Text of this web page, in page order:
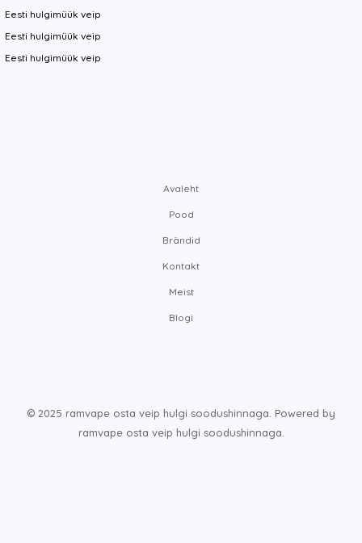
Eesti hulgimüük veip
Eesti hulgimüük veip
Eesti hulgimüük veip
Avaleht
Pood
Brändid
Kontakt
Meist
Blogi
© 2025 ramvape osta veip hulgi soodushinnaga. Powered by
ramvape osta veip hulgi soodushinnaga.